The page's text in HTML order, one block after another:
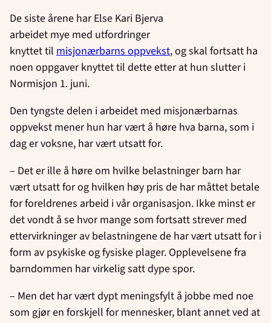
De siste årene har Else Kari Bjerva
arbeidet mye med utfordringer
knyttet til misjonærbarns oppvekst, og skal fortsatt ha
noen oppgaver knyttet til dette etter at hun slutter i
Normisjon 1. juni.
Den tyngste delen i arbeidet med misjonærbarnas
oppvekst mener hun har vært å høre hva barna, som i
dag er voksne, har vært utsatt for.
– Det er ille å høre om hvilke belastninger barn har
vært utsatt for og hvilken høy pris de har måttet betale
for foreldrenes arbeid i vår organisasjon. Ikke minst er
det vondt å se hvor mange som fortsatt strever med
ettervirkninger av belastningene de har vært utsatt for i
form av psykiske og fysiske plager. Opplevelsene fra
barndommen har virkelig satt dype spor.
– Men det har vært dypt meningsfylt å jobbe med noe
som gjør en forskjell for mennesker, blant annet ved at